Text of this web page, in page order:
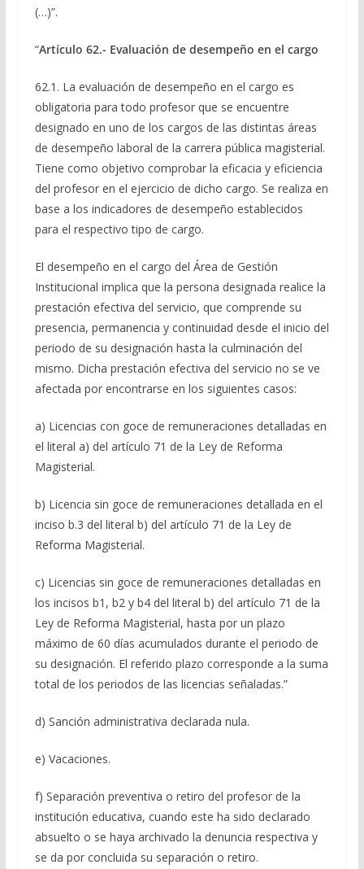
(…)”.
“Artículo 62.- Evaluación de desempeño en el cargo
62.1. La evaluación de desempeño en el cargo es
obligatoria para todo profesor que se encuentre
designado en uno de los cargos de las distintas áreas
de desempeño laboral de la carrera pública magisterial.
Tiene como objetivo comprobar la eficacia y eficiencia
del profesor en el ejercicio de dicho cargo. Se realiza en
base a los indicadores de desempeño establecidos
para el respectivo tipo de cargo.
El desempeño en el cargo del Área de Gestión
Institucional implica que la persona designada realice la
prestación efectiva del servicio, que comprende su
presencia, permanencia y continuidad desde el inicio del
periodo de su designación hasta la culminación del
mismo. Dicha prestación efectiva del servicio no se ve
afectada por encontrarse en los siguientes casos:
a) Licencias con goce de remuneraciones detalladas en
el literal a) del artículo 71 de la Ley de Reforma
Magisterial.
b) Licencia sin goce de remuneraciones detallada en el
inciso b.3 del literal b) del artículo 71 de la Ley de
Reforma Magisterial.
c) Licencias sin goce de remuneraciones detalladas en
los incisos b1, b2 y b4 del literal b) del artículo 71 de la
Ley de Reforma Magisterial, hasta por un plazo
máximo de 60 días acumulados durante el periodo de
su designación. El referido plazo corresponde a la suma
total de los periodos de las licencias señaladas.”
d) Sanción administrativa declarada nula.
e) Vacaciones.
f) Separación preventiva o retiro del profesor de la
institución educativa, cuando este ha sido declarado
absuelto o se haya archivado la denuncia respectiva y
se da por concluida su separación o retiro.